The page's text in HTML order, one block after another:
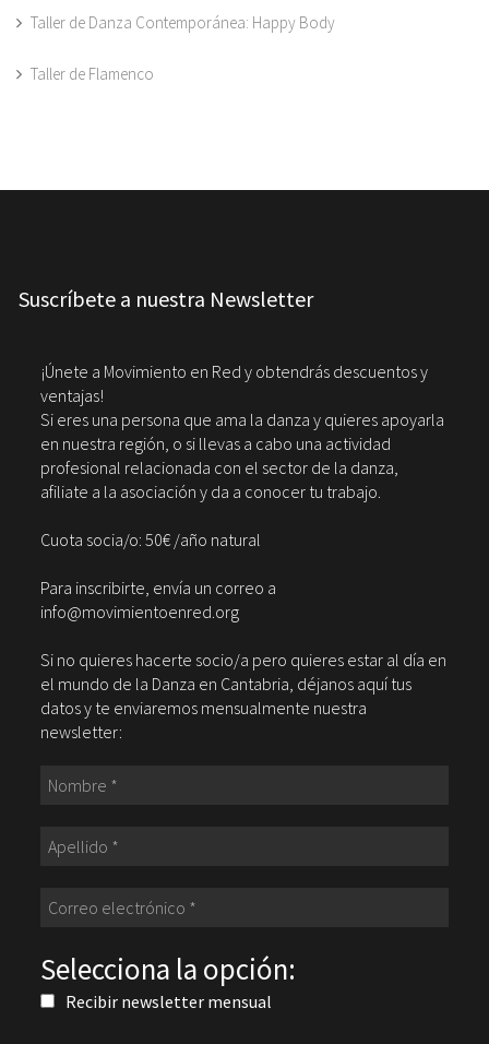
Taller de Danza Contemporánea: Happy Body
Taller de Flamenco
Suscríbete a nuestra Newsletter
¡Únete a Movimiento en Red y obtendrás descuentos y
ventajas!
Si eres una persona que ama la danza y quieres apoyarla
en nuestra región, o si llevas a cabo una actividad
profesional relacionada con el sector de la danza,
afiliate a la asociación y da a conocer tu trabajo.
Cuota socia/o: 50€ /año natural
Para inscribirte, envía un correo a
info@movimientoenred.org
Si no quieres hacerte socio/a pero quieres estar al día en
el mundo de la Danza en Cantabria, déjanos aquí tus
datos y te enviaremos mensualmente nuestra
newsletter:
Selecciona la opción:
Recibir newsletter mensual